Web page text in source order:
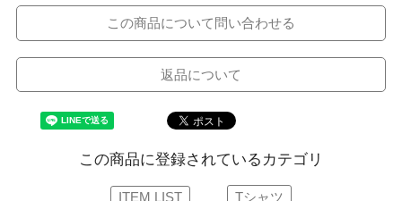
この商品について問い合わせる
返品について
この商品に登録されているカテゴリ
ITEM LIST Tシャツ